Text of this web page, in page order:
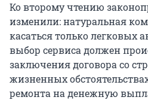
Ко второму чтению
изменили: натуральная
касаться только легковых
выбор сервиса должен
заключения договора со
жизненных
ремонта на денежную